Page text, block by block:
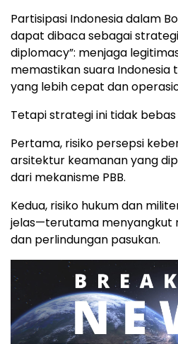
Partisipasi Indonesia dalam
dapat dibaca sebagai
diplomacy”: menjaga
memastikan suara
yang lebih cepat dan
Tetapi strategi ini tidak bebas
Pertama, risiko persepsi
arsitektur keamanan yang
dari mekanisme PBB.
Kedua, risiko hukum dan
jelas—terutama menyangkut
dan perlindungan pasukan.